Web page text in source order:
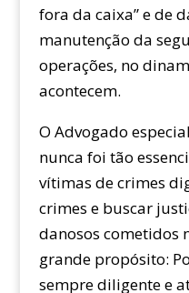
fora da caixa” e de
manutenção da
operações, no
acontecem.
O Advogado
nunca foi tão
vítimas de crimes
crimes e buscar
danosos cometidos
grande propósito:
sempre diligente e